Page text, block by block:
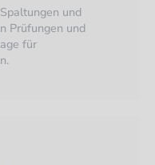
und
Prüfungen und
für